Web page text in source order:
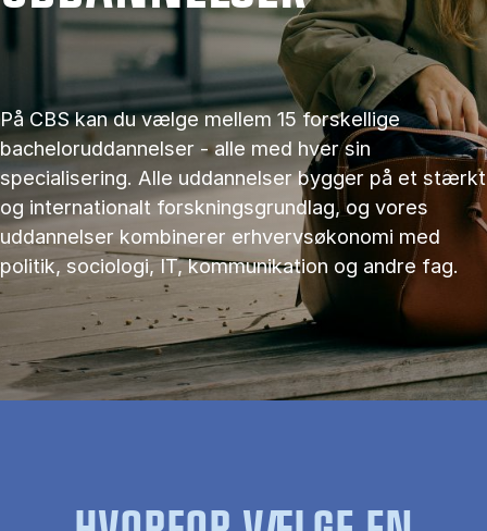
På CBS kan du vælge mellem 15 forskellige
bacheloruddannelser - alle med hver sin
specialisering. Alle uddannelser bygger på et stærkt
og internationalt forskningsgrundlag, og vores
uddannelser kombinerer erhvervsøkonomi med
politik, sociologi, IT, kommunikation og andre fag.